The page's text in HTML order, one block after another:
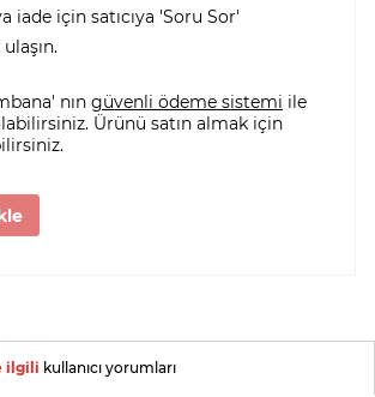
iade için satıcıya 'Soru Sor'
nın güvenli ödeme sistemi ile
Ürünü satın almak için
ilgili kullanıcı yorumları